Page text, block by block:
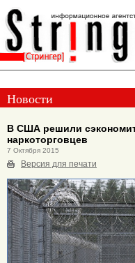
Новости
В США решили
наркоторговцев
7 Октября 2015
Версия для печати